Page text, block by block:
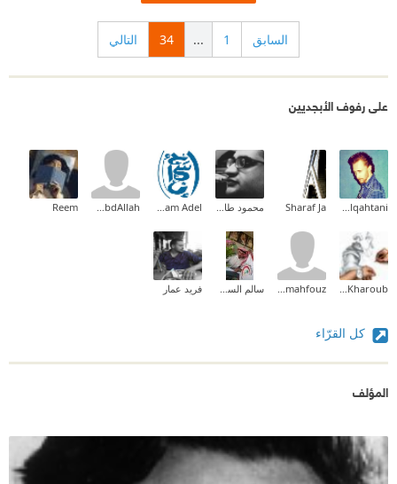
السابق 1
...
34 التالي
على رفوف الأبجديين
Ali Alqahtani
Sharaf Ja محمود طارق إبراهيم Ahmed Essam Adel
Ahmed AbdAllah
Reem
Tamer Kharoub
rowis.mahfouz سالم السويلمي فريد عمار
كل القرّاء
المؤلف